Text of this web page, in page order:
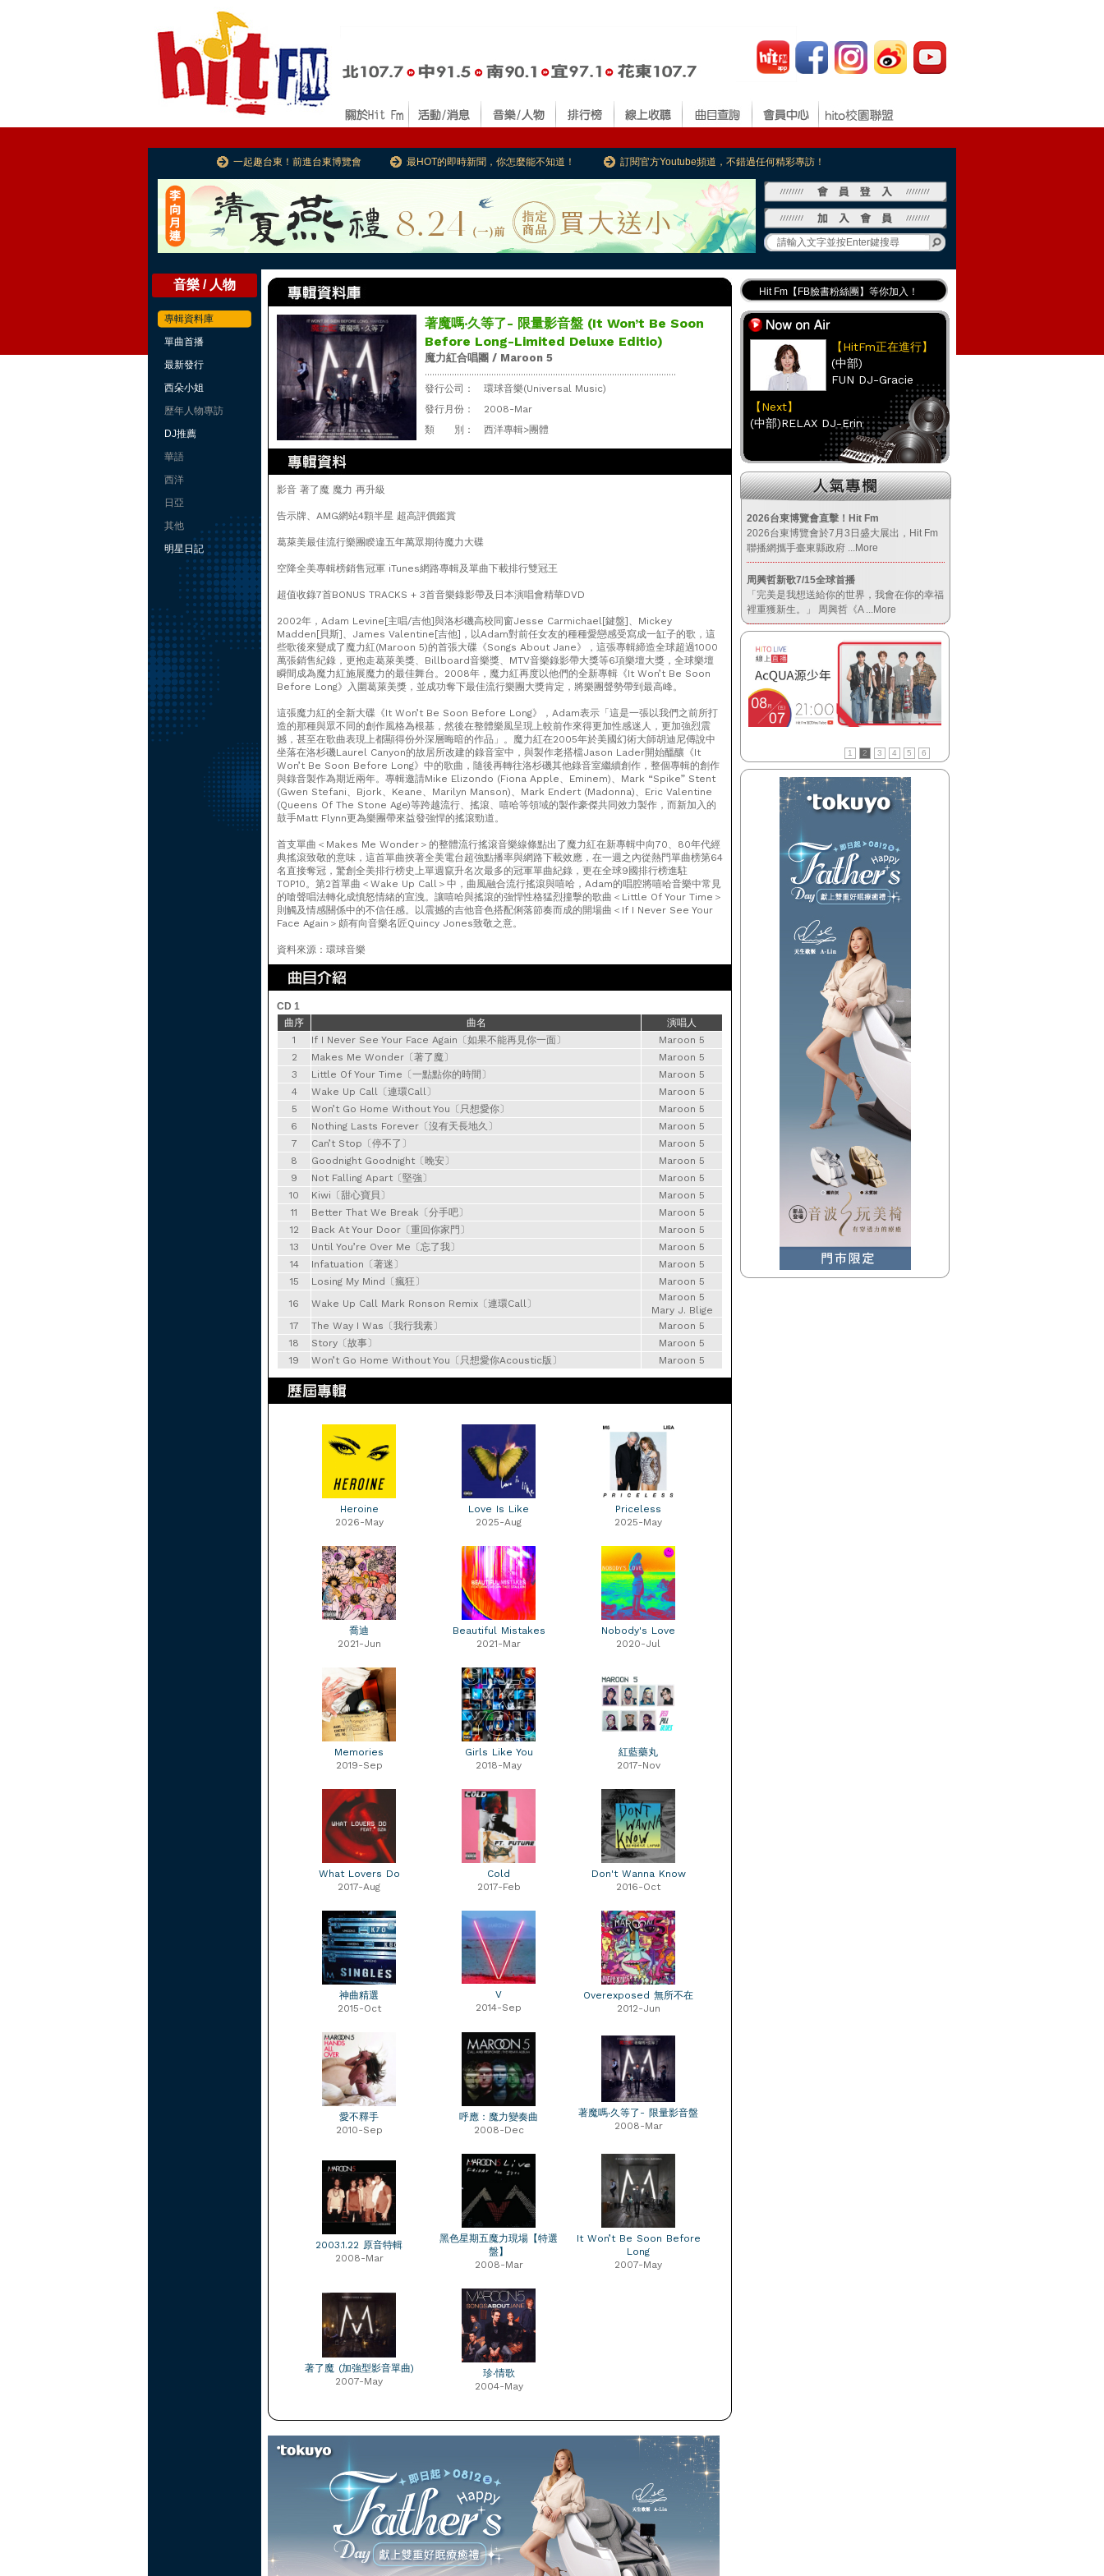
一起趣台東！前進台東博覽會 最HOT的即時新聞，你怎麼能不知道！ 訂閱官方Youtube頻道，不錯過任何精彩專訪！
音樂 / 人物
專輯資料庫
單曲首播
最新發行
西朵小姐
歷年人物專訪
DJ推薦
華語
西洋
日亞
其他
明星日記
著魔嗎‧久等了- 限量影音盤 (It Won’t Be Soon
Before Long-Limited Deluxe Editio)
魔力紅合唱團 / Maroon 5
......................................................................................................
發行公司：
環球音樂(Universal Music)
發行月份：
2008-Mar
類 別：
西洋專輯>團體
影音 著了魔 魔力 再升級
告示牌、AMG網站4顆半星 超高評價鑑賞
葛萊美最佳流行樂團睽違五年萬眾期待魔力大碟
空降全美專輯榜銷售冠軍 iTunes網路專輯及單曲下載排行雙冠王
超值收錄7首BONUS TRACKS + 3首音樂錄影帶及日本演唱會精華DVD
2002年，Adam Levine[主唱/吉他]與洛杉磯高校同窗Jesse Carmichael[鍵盤]、Mickey
Madden[貝斯]、James Valentine[吉他]，以Adam對前任女友的種種愛戀感受寫成一缸子的歌，這
些歌後來變成了魔力紅(Maroon 5)的首張大碟《Songs About Jane》，這張專輯締造全球超過1000
萬張銷售紀錄，更抱走葛萊美獎、Billboard音樂獎、MTV音樂錄影帶大獎等6項樂壇大獎，全球樂壇
瞬間成為魔力紅施展魔力的最佳舞台。2008年，魔力紅再度以他們的全新專輯《It Won’t Be Soon
Before Long》入圍葛萊美獎，並成功奪下最佳流行樂團大獎肯定，將樂團聲勢帶到最高峰。
這張魔力紅的全新大碟《It Won’t Be Soon Before Long》，Adam表示「這是一張以我們之前所打
造的那種與眾不同的創作風格為根基，然後在整體樂風呈現上較前作來得更加性感迷人，更加強烈震
撼，甚至在歌曲表現上都顯得份外深層晦暗的作品」。魔力紅在2005年於美國幻術大師胡迪尼傳說中
坐落在洛杉磯Laurel Canyon的故居所改建的錄音室中，與製作老搭檔Jason Lader開始醞釀《It
Won’t Be Soon Before Long》中的歌曲，隨後再轉往洛杉磯其他錄音室繼續創作，整個專輯的創作
與錄音製作為期近兩年。專輯邀請Mike Elizondo (Fiona Apple、Eminem)、Mark “Spike” Stent
(Gwen Stefani、Bjork、Keane、Marilyn Manson)、Mark Endert (Madonna)、Eric Valentine
(Queens Of The Stone Age)等跨越流行、搖滾、嘻哈等領域的製作豪傑共同效力製作，而新加入的
鼓手Matt Flynn更為樂團帶來益發強悍的搖滾勁道。
首支單曲＜Makes Me Wonder＞的整體流行搖滾音樂線條點出了魔力紅在新專輯中向70、80年代經
典搖滾致敬的意味，這首單曲挾著全美電台超強點播率與網路下載效應，在一週之內從熱門單曲榜第64
名直接奪冠，驚創全美排行榜史上單週竄升名次最多的冠軍單曲紀錄，更在全球9國排行榜進駐
TOP10。第2首單曲＜Wake Up Call＞中，曲風融合流行搖滾與嘻哈，Adam的唱腔將嘻哈音樂中常見
的嗆聲唱法轉化成憤怒情緒的宣洩。讓嘻哈與搖滾的強悍性格猛烈撞擊的歌曲＜Little Of Your Time＞
則觸及情感關係中的不信任感。以震撼的吉他音色搭配俐落節奏而成的開場曲＜If I Never See Your
Face Again＞頗有向音樂名匠Quincy Jones致敬之意。
資料來源：環球音樂
CD 1
曲序
曲名
演唱人
1
If I Never See Your Face Again〔如果不能再見你一面〕
Maroon 5
2
Makes Me Wonder〔著了魔〕
Maroon 5
3
Little Of Your Time〔一點點你的時間〕
Maroon 5
4
Wake Up Call〔連環Call〕
Maroon 5
5
Won’t Go Home Without You〔只想愛你〕
Maroon 5
6
Nothing Lasts Forever〔沒有天長地久〕
Maroon 5
7
Can’t Stop〔停不了〕
Maroon 5
8
Goodnight Goodnight〔晚安〕
Maroon 5
9
Not Falling Apart〔堅強〕
Maroon 5
10
Kiwi〔甜心寶貝〕
Maroon 5
11
Better That We Break〔分手吧〕
Maroon 5
12
Back At Your Door〔重回你家門〕
Maroon 5
13
Until You’re Over Me〔忘了我〕
Maroon 5
14
Infatuation〔著迷〕
Maroon 5
15
Losing My Mind〔瘋狂〕
Maroon 5
16
Wake Up Call Mark Ronson Remix〔連環Call〕
Maroon 5
Mary J. Blige
17
The Way I Was〔我行我素〕
Maroon 5
18
Story〔故事〕
Maroon 5
19
Won’t Go Home Without You〔只想愛你Acoustic版〕 Maroon 5
Heroine
2026-May
Love Is Like
2025-Aug
Priceless
2025-May
喬迪
2021-Jun
Beautiful Mistakes
2021-Mar
Nobody's Love
2020-Jul
Memories
2019-Sep
Girls Like You
2018-May
紅藍藥丸
2017-Nov
What Lovers Do
2017-Aug
Cold
2017-Feb
Don't Wanna Know
2016-Oct
神曲精選
2015-Oct
V
2014-Sep
Overexposed 無所不在
2012-Jun
愛不釋手
2010-Sep
呼應：魔力變奏曲
2008-Dec
著魔嗎‧久等了- 限量影音盤
2008-Mar
2003.1.22 原音特輯
2008-Mar
黑色星期五魔力現場【特選
盤】
2008-Mar
It Won’t Be Soon Before
Long
2007-May
著了魔 (加強型影音單曲)
2007-May
珍‧情歌
2004-May
Hit Fm【FB臉書粉絲團】等你加入！
最專業《DJ推薦》好音樂千萬別錯過！
好康報報 最新優惠訊息都在這！
Hit Fm的【IG】新鮮又好玩快加入！
【HitFm正在進行】
(中部)
FUN DJ-Gracie
【Next】
(中部)RELAX DJ-Erin
【HitFm正在進行】
(南部)
午餐DJ(代班)-韋恩
【Next】
(南部)元氣DJ-FIFI菲菲
【HitFm正在進行】
(宜蘭)
翹班DJ-維多
【Next】
(宜蘭)午茶DJ-SoWhat
(花東)
翹班DJ-GJ蔣卓嘉
【Next】
(花東)元氣音樂
【HitFm正在進行】
(北部)
翹班DJ-GJ蔣卓嘉
【Next】
(北部)午茶DJ-SoWhat
2026台東博覽會直擊！Hit Fm
2026台東博覽會於7月3日盛大展出，Hit Fm
聯播網攜手臺東縣政府 ...More
周興哲新歌7/15全球首播
「完美是我想送給你的世界，我會在你的幸福
裡重獲新生。」 周興哲《A ...More
1 2 3 4 5 6